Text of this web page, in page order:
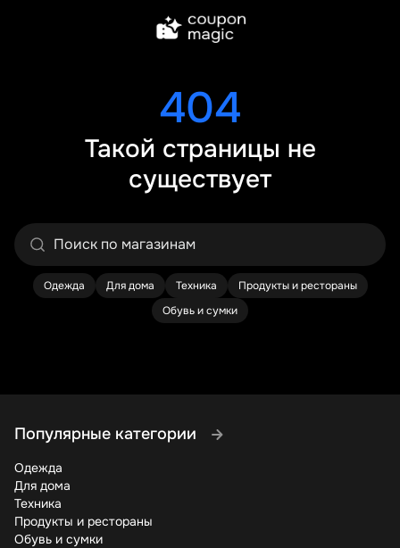
404
Такой страницы не
существует
Одежда Для дома Техника
Продукты и рестораны
Обувь и сумки
Популярные категории
Одежда
Для дома
Техника
Продукты и рестораны
Обувь и сумки